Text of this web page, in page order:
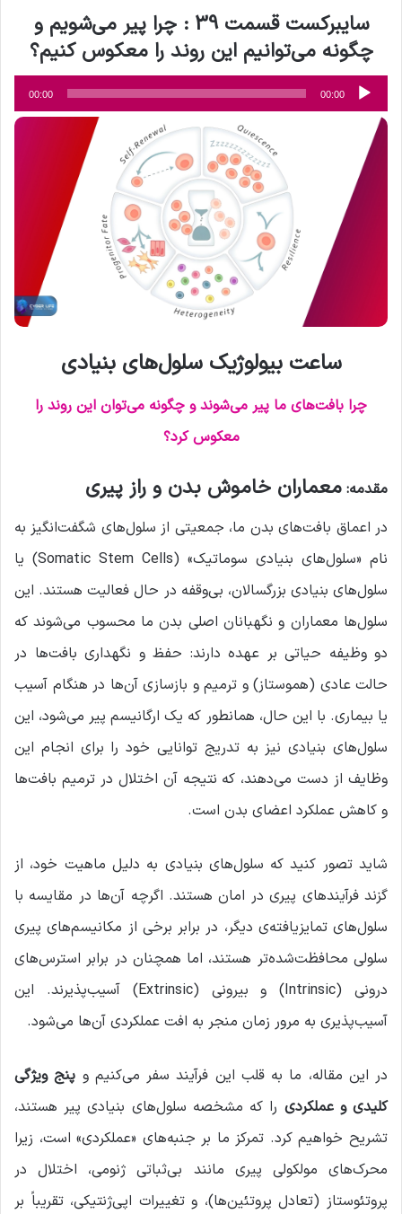
سایبرکست قسمت 39 : چرا پیر می‌شویم و
چگونه می‌توانیم این روند را معکوس کنیم؟
پخش‌کننده
صوت
00:00
00:00
ساعت بیولوژیک سلول‌های بنیادی
چرا بافت‌های ما پیر می‌شوند و چگونه می‌توان این روند را
معکوس کرد؟
مقدمه: معماران خاموش بدن و راز پیری
در اعماق بافت‌های بدن ما، جمعیتی از سلول‌های شگفت‌انگیز به
نام «سلول‌های بنیادی سوماتیک» (Somatic Stem Cells) یا
سلول‌های بنیادی بزرگسالان، بی‌وقفه در حال فعالیت هستند. این
سلول‌ها معماران و نگهبانان اصلی بدن ما محسوب می‌شوند که
دو وظیفه حیاتی بر عهده دارند: حفظ و نگهداری بافت‌ها در
حالت عادی (هموستاز) و ترمیم و بازسازی آن‌ها در هنگام آسیب
یا بیماری. با این حال، همانطور که یک ارگانیسم پیر می‌شود، این
سلول‌های بنیادی نیز به تدریج توانایی خود را برای انجام این
وظایف از دست می‌دهند، که نتیجه آن اختلال در ترمیم بافت‌ها
و کاهش عملکرد اعضای بدن است.
شاید تصور کنید که سلول‌های بنیادی به دلیل ماهیت خود، از
گزند فرآیندهای پیری در امان هستند. اگرچه آن‌ها در مقایسه با
سلول‌های تمایزیافته‌ی دیگر، در برابر برخی از مکانیسم‌های پیری
سلولی محافظت‌شده‌تر هستند، اما همچنان در برابر استرس‌های
درونی (Intrinsic) و بیرونی (Extrinsic) آسیب‌پذیرند. این
آسیب‌پذیری به مرور زمان منجر به افت عملکردی آن‌ها می‌شود.
در این مقاله، ما به قلب این فرآیند سفر می‌کنیم و پنج ویژگی
کلیدی و عملکردی را که مشخصه سلول‌های بنیادی پیر هستند،
تشریح خواهیم کرد. تمرکز ما بر جنبه‌های «عملکردی» است، زیرا
محرک‌های مولکولی پیری مانند بی‌ثباتی ژنومی، اختلال در
پروتئوستاز (تعادل پروتئین‌ها)، و تغییرات اپی‌ژنتیکی، تقریباً بر